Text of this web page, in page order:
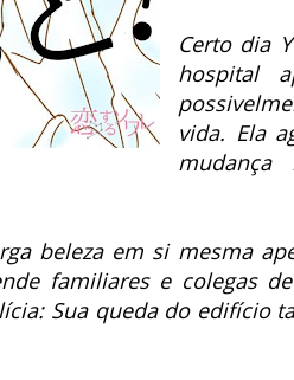
Certo dia
hospital
vida. Ela
mudança
beleza em si mesma
familiares e colegas
Sua queda do edifício